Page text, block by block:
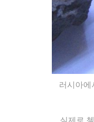
러시아에
실제로 첼